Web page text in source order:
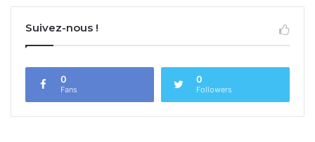
Suivez-nous !
0
Fans
0
Followers